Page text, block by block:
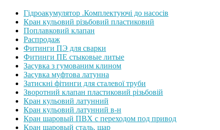
Гідроакумулятор .Комплектуючі до насосів
Кран кульовий різьбовий пластиковий
Поплавковий клапан
Распродаж
Фитинги ПЭ для сварки
Фитинги ПЕ стыковые литые
Засувка з гумованим клином
Засувка муфтова латунна
Затискні фітинги для сталевої труби
Зворотний клапан пластиковий різьбовій
Кран кульовий латунний
Кран кульовий латунний в-н
Кран шаровый ПВХ с переходом под привод
Кран шаровый сталь. шар